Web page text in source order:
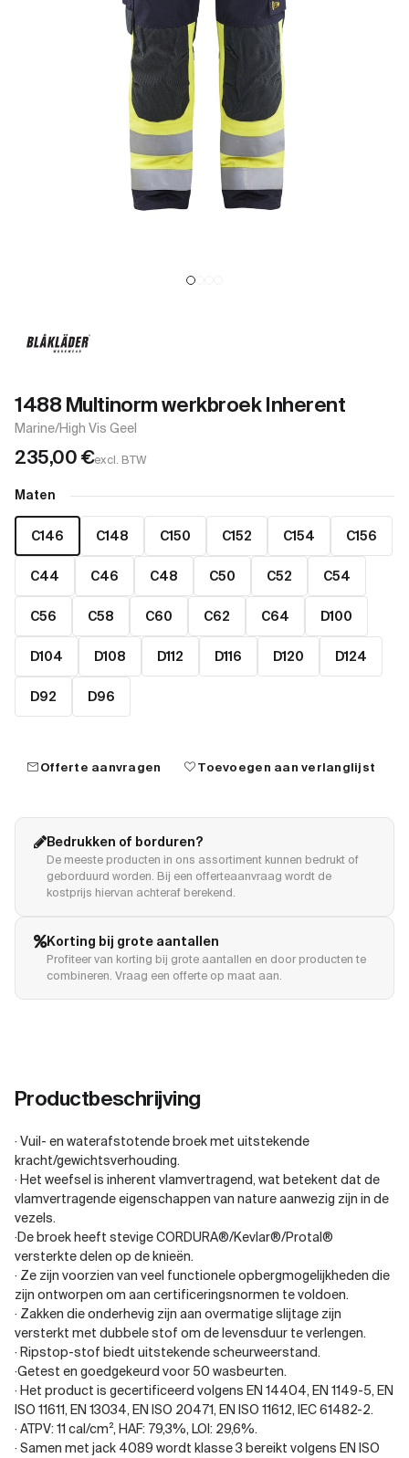
1488 Multinorm werkbroek Inherent
Marine/High Vis Geel
235,00€excl. BTW
Maten
C146 C148 C150 C152 C154 C156
C44 C46 C48 C50 C52 C54
C56 C58 C60 C62 C64 D100
D104 D108 D112 D116 D120 D124
D92 D96
mailOfferte aanvragen favoriteToevoegen aan verlanglijst
Bedrukken of borduren?
De meeste producten in ons assortiment kunnen bedrukt of
geborduurd worden. Bij een offerteaanvraag wordt de
kostprijs hiervan achteraf berekend.
Korting bij grote aantallen
Profiteer van korting bij grote aantallen en door producten te
combineren. Vraag een offerte op maat aan.
Productbeschrijving
· Vuil- en waterafstotende broek met uitstekende
kracht/gewichtsverhouding.
· Het weefsel is inherent vlamvertragend, wat betekent dat de
vlamvertragende eigenschappen van nature aanwezig zijn in de
vezels.
·De broek heeft stevige CORDURA®/Kevlar®/Protal®
versterkte delen op de knieën.
· Ze zijn voorzien van veel functionele opbergmogelijkheden die
zijn ontworpen om aan certificeringsnormen te voldoen.
· Zakken die onderhevig zijn aan overmatige slijtage zijn
versterkt met dubbele stof om de levensduur te verlengen.
· Ripstop-stof biedt uitstekende scheurweerstand.
·Getest en goedgekeurd voor 50 wasbeurten.
· Het product is gecertificeerd volgens EN 14404, EN 1149-5, EN
ISO 11611, EN 13034, EN ISO 20471, EN ISO 11612, IEC 61482-2.
· ATPV: 11 cal/cm², HAF: 79,3%, LOI: 29,6%.
· Samen met jack 4089 wordt klasse 3 bereikt volgens EN ISO